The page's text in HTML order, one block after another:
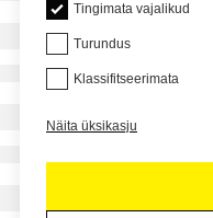
Tingimata vajalikud
Turundus
Klassifitseerimata
Näita üksikasju